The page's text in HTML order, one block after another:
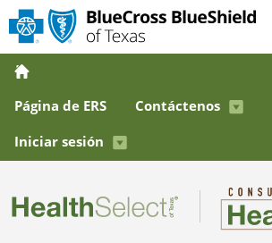
Página de ERS
Contáctenos
Iniciar sesión